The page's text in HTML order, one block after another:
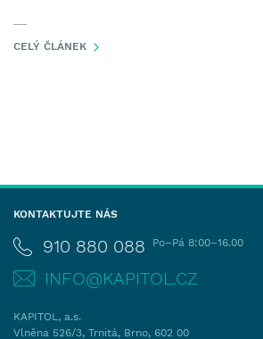
CELÝ ČLÁNEK
KONTAKTUJTE NÁS
910 880 088 Po–Pá 8:00–16.00
INFO@KAPITOL.CZ
KAPITOL, a.s.
Vlněna 526/3, Trnitá, Brno, 602 00